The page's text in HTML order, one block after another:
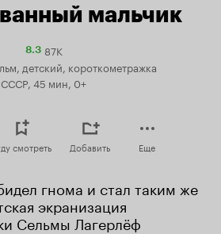
мальчик
8.3Рейтинг
Кинопоиска
87K
детский, короткометражка
СССР, 45 мин, 0+
смотреть Добавить Еще
гнома и стал таким же
экранизация
Сельмы Лагерлёф